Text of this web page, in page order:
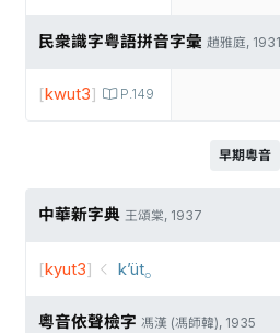
民衆識字粤語拼音字彙 趙雅庭, 1931
P.149
[kwut3]
早期粵音
中華新字典 王頌棠, 1937
[kyut3] k’üt⸰
粵音依聲檢字 馮漢 (馮師韓), 1935